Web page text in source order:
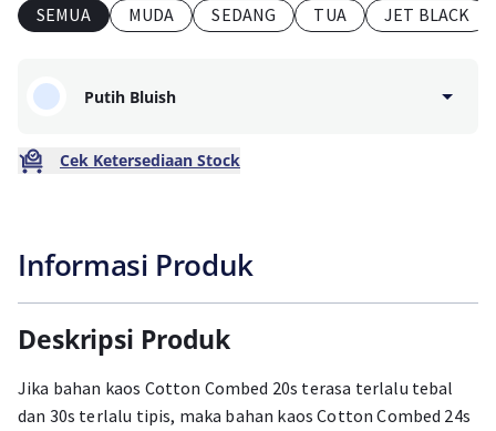
SEMUA MUDA SEDANG TUA JET BLACK
Putih Bluish
Cek Ketersediaan Stock
Informasi Produk
Deskripsi Produk
Jika bahan kaos Cotton Combed 20s terasa terlalu tebal
dan 30s terlalu tipis, maka bahan kaos Cotton Combed 24s